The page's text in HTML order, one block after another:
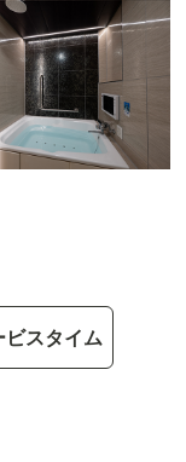
ビスタイム